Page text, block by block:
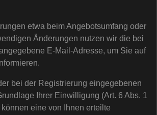
etwa beim Angebotsumfang oder
Änderungen nutzen wir die bei
E-Mail-Adresse, um Sie auf
bei der Registrierung eingegebenen
Ihrer Einwilligung (Art. 6 Abs. 1
können eine von Ihnen erteilte